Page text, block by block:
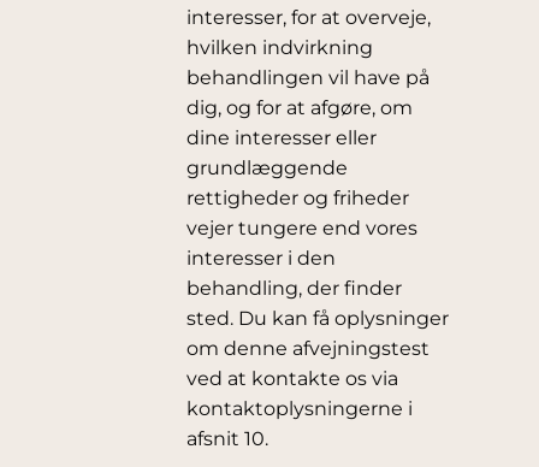
interesser, for at overveje,
hvilken indvirkning
behandlingen vil have på
dig, og for at afgøre, om
dine interesser eller
grundlæggende
rettigheder og friheder
vejer tungere end vores
interesser i den
behandling, der finder
sted. Du kan få oplysninger
om denne afvejningstest
ved at kontakte os via
kontaktoplysningerne i
afsnit 10.